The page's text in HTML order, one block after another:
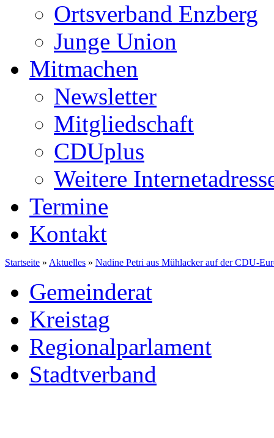
Ortsverband Enzberg
Junge Union
Mitmachen
Newsletter
Mitgliedschaft
CDUplus
Weitere
Termine
Kontakt
Startseite » Aktuelles » Nadine Petri aus Mühlacker auf der CDU-
Gemeinderat
Kreistag
Regionalparlament
Stadtverband